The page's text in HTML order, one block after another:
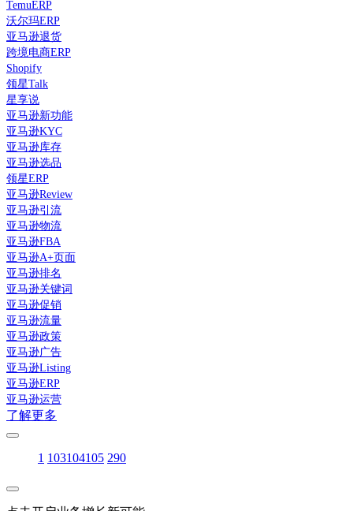
TemuERP
沃尔玛ERP
亚马逊退货
跨境电商ERP
Shopify
领星Talk
星享说
亚马逊新功能
亚马逊KYC
亚马逊库存
亚马逊选品
领星ERP
亚马逊Review
亚马逊引流
亚马逊物流
亚马逊FBA
亚马逊A+页面
亚马逊排名
亚马逊关键词
亚马逊促销
亚马逊流量
亚马逊政策
亚马逊广告
亚马逊Listing
亚马逊ERP
亚马逊运营
了解更多
1 103104105 290